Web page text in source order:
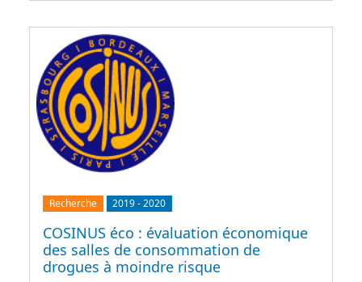
Recherche 2019-2020
COSINUS éco : évaluation économique
des salles de consommation de
drogues à moindre risque